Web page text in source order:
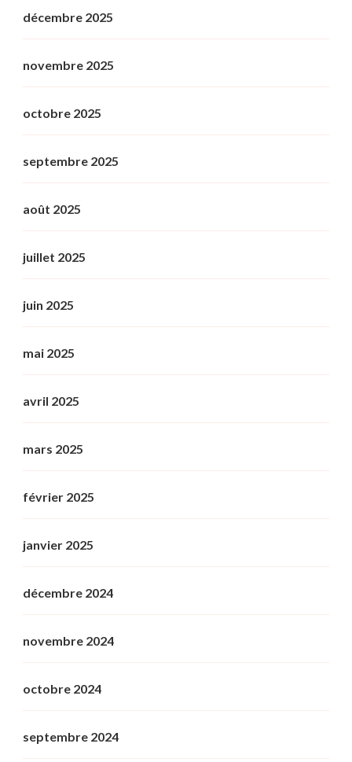
décembre 2025
novembre 2025
octobre 2025
septembre 2025
août 2025
juillet 2025
juin 2025
mai 2025
avril 2025
mars 2025
février 2025
janvier 2025
décembre 2024
novembre 2024
octobre 2024
septembre 2024